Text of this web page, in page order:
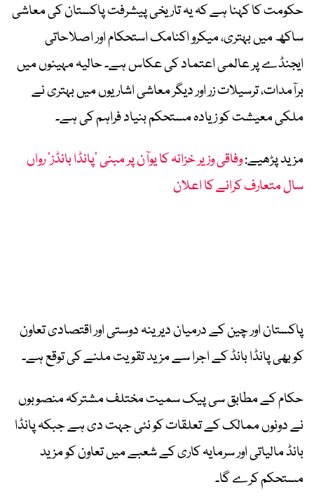
حکومت کا کہنا ہے کہ یہ تاریخی پیشرفت پاکستان کی معاشی
ساکھ میں بہتری، میکرو اکنامک استحکام اور اصلاحاتی
ایجنڈے پر عالمی اعتماد کی عکاس ہے۔ حالیہ مہینوں میں
برآمدات، ترسیلات زر اور دیگر معاشی اشاریوں میں بہتری نے
ملکی معیشت کو زیادہ مستحکم بنیاد فراہم کی ہے۔
مزید پڑھیے:وفاقی وزیر خزانہ کا یوآن پر مبنی ’پانڈا بانڈز‘ رواں
سال متعارف کرانے کا اعلان
پاکستان اور چین کے درمیان دیرینہ دوستی اور اقتصادی تعاون
کو بھی پانڈا بانڈ کے اجرا سے مزید تقویت ملنے کی توقع ہے۔
حکام کے مطابق سی پیک سمیت مختلف مشترکہ منصوبوں
نے دونوں ممالک کے تعلقات کو نئی جہت دی ہے جبکہ پانڈا
بانڈ مالیاتی اور سرمایہ کاری کے شعبے میں تعاون کو مزید
مستحکم کرے گا۔